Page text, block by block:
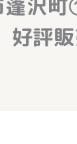
蓬沢
評